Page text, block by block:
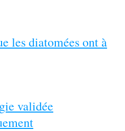
les diatomées ont à
validée